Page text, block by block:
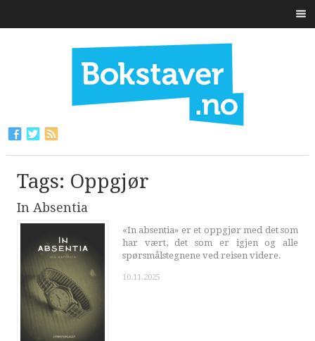
Tags: Oppgjør
In Absentia
«In absentia» er et oppgjør med det som
har vært, det som er igjen og alle
spørsmålstegnene ved reisen videre.
10.11.2025